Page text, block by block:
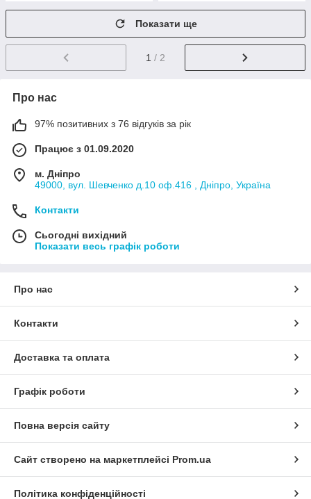
Показати ще
1 / 2
Про нас
97% позитивних з 76 відгуків за рік
Працює з 01.09.2020
м. Дніпро
49000, вул. Шевченко д.10 оф.416 , Дніпро, Україна
Контакти
Сьогодні вихідний
Показати весь графік роботи
Про нас
Контакти
Доставка та оплата
Графік роботи
Повна версія сайту
Сайт створено на маркетплейсі Prom.ua
Політика конфіденційності